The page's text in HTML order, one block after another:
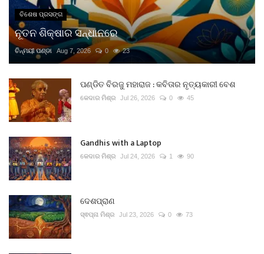
ବିଶେଷ ପ୍ରସଙ୍ଗ
ନୂତନ ଶିକ୍ଷାର ସନ୍ଧାନରେ
ଚିନ୍ମୟୀ ପଣ୍ଡା Aug 7, 2026 0 23
ପଣ୍ଡିତ ବିରଜୁ ମହାରାଜ : କବିତାର ନୃତ୍ୟକାରୀ ବେଶ
କେଦାର ମିଶ୍ର Jul 26, 2026 0 45
Gandhis with a Laptop
କେଦାର ମିଶ୍ର Jul 24, 2026 1 90
ଦେଶପ୍ରାଣ
ସ୍ଵପ୍ନା ମିଶ୍ର Jul 23, 2026 0 73